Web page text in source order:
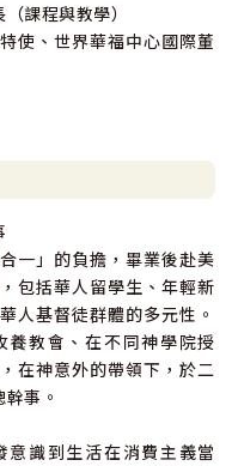
課程與教學）
使、世界華福中心國際董
院長
一」的負擔，畢業後赴美
包括華人留學生、年輕新
人基督徒群體的多元性。
教會、在不同神學院授
在神意外的帶領下，於二
事。
識到生活在消費主義當